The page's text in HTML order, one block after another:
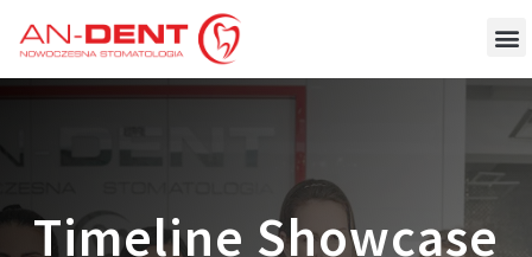
Timeline Showcase